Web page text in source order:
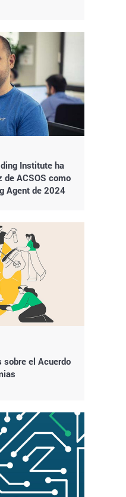
Institute ha
de ACSOS como
Agent de 2024
el Acuerdo